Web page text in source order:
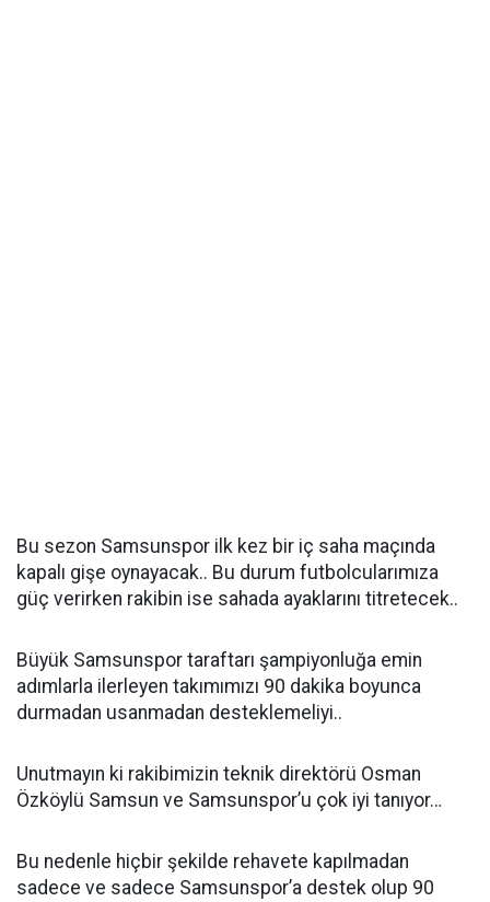
Bu sezon Samsunspor ilk kez bir iç saha maçında
kapalı gişe oynayacak.. Bu durum futbolcularımıza
güç verirken rakibin ise sahada ayaklarını titretecek..
Büyük Samsunspor taraftarı şampiyonluğa emin
adımlarla ilerleyen takımımızı 90 dakika boyunca
durmadan usanmadan desteklemeliyi..
Unutmayın ki rakibimizin teknik direktörü Osman
Özköylü Samsun ve Samsunspor’u çok iyi tanıyor…
Bu nedenle hiçbir şekilde rehavete kapılmadan
sadece ve sadece Samsunspor’a destek olup 90